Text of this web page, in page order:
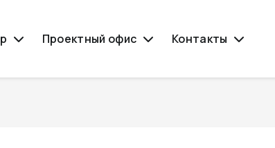
Проектный офис Контакты